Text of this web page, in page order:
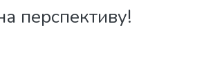
перспективу!